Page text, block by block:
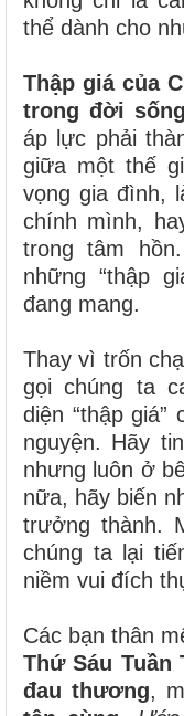
thể dành cho
Thập giá của
trong đời
áp lực phải
giữa một thế
vọng gia đình,
chính mình,
trong tâm
những “thập
đang mang.
Thay vì trốn
gọi chúng ta
diện “thập
nguyện. Hãy
nhưng luôn ở
nữa, hãy biến
trưởng thành.
chúng ta lại
niềm vui đích
Các bạn thân
Thứ Sáu Tuần
đau thương,